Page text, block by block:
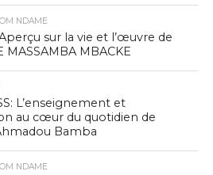
NDAME
sur la vie et l’œuvre de
MASSAMBA MBACKE
L’enseignement et
au cœur du quotidien de
Bamba
NDAME